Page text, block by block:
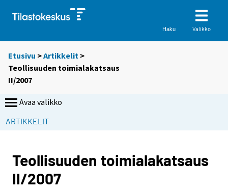
Haku Valikko
Etusivu >Artikkelit >
Teollisuuden toimialakatsaus
II/2007
Avaa valikko
ARTIKKELIT
Teollisuuden toimialakatsaus
II/2007